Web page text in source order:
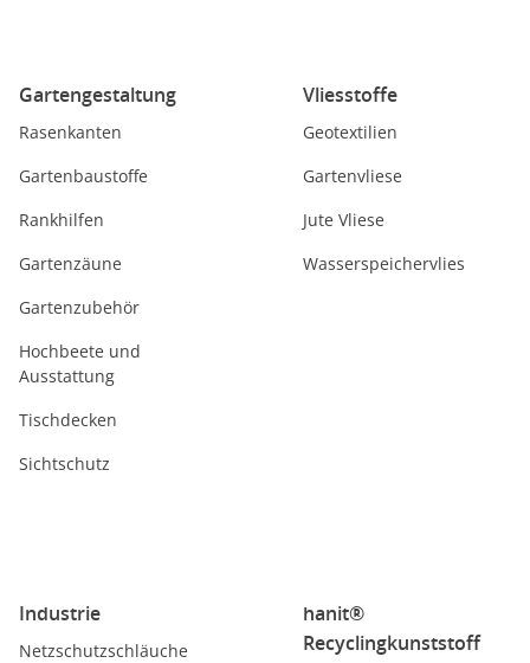
Gartengestaltung
Rasenkanten
Gartenbaustoffe
Rankhilfen
Gartenzäune
Gartenzubehör
Hochbeete und
Ausstattung
Tischdecken
Sichtschutz
Vliesstoffe
Geotextilien
Gartenvliese
Jute Vliese
Wasserspeichervlies
Industrie
Netzschutzschläuche
hanit®
Recyclingkunststoff